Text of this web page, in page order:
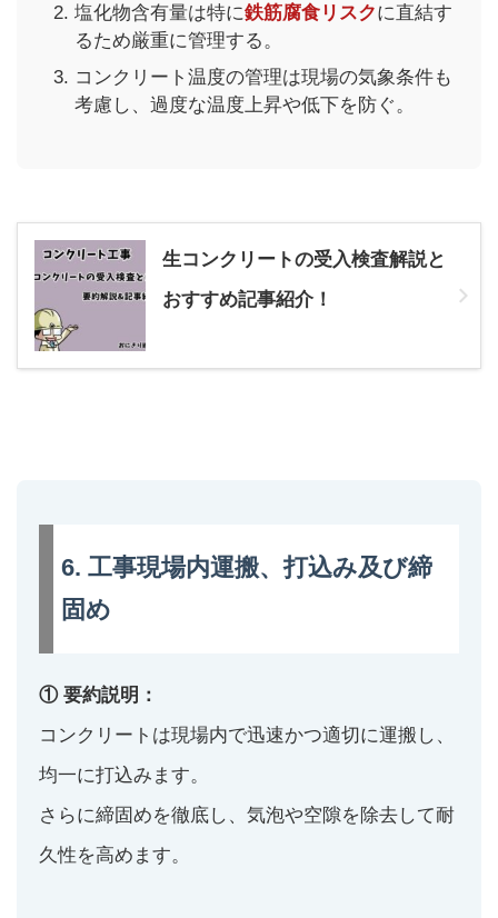
塩化物含有量は特に鉄筋腐食リスクに直結す
るため厳重に管理する。
コンクリート温度の管理は現場の気象条件も
考慮し、過度な温度上昇や低下を防ぐ。
生コンクリートの受入検査解説と
おすすめ記事紹介！
6. 工事現場内運搬、打込み及び締
固め
① 要約説明：
コンクリートは現場内で迅速かつ適切に運搬し、
均一に打込みます。
さらに締固めを徹底し、気泡や空隙を除去して耐
久性を高めます。